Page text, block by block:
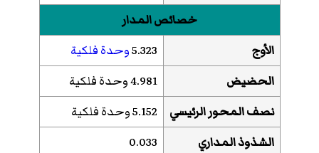
خصائص المدار
الأوج
5.323وحدة فلكية
الحضيض
4.981 وحدة فلكية
نصف المحور الرئيسي
5.152 وحدة فلكية
الشذوذ المداري
0.033